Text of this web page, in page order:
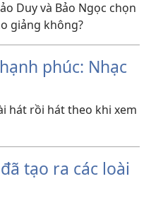
Duy và Bảo Ngọc chọn
giảng không?
phúc: Nhạc
hát rồi hát theo khi xem
tạo ra các loài